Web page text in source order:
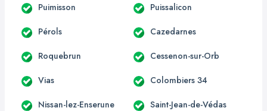
Puimisson Puissalicon
Pérols Cazedarnes
Roquebrun Cessenon-sur-Orb
Vias Colombiers 34
Nissan-lez-Enserune Saint-Jean-de-Védas